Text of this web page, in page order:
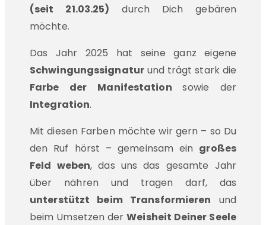
(seit 21.03.25) durch Dich gebären
möchte.
Das Jahr 2025 hat seine ganz eigene
Schwingungssignaturund trägt stark die
Farbe der Manifestationsowie der
Integration.
Mit diesen Farben möchte wir gern – so Du
den Ruf hörst – gemeinsam ein großes
Feld weben, das uns das gesamte Jahr
über nähren und tragen darf, das
unterstützt beim Transformieren und
beim Umsetzen derWeisheit Deiner Seele